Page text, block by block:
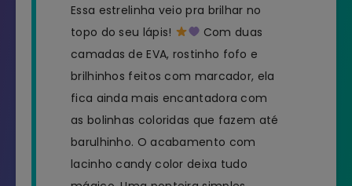
Essa estrelinha veio pra brilhar no
topo do seu lápis!
Com duas
camadas de EVA, rostinho fofo e
brilhinhos feitos com marcador, ela
fica ainda mais encantadora com
as bolinhas coloridas que fazem até
barulhinho. O acabamento com
lacinho candy color deixa tudo